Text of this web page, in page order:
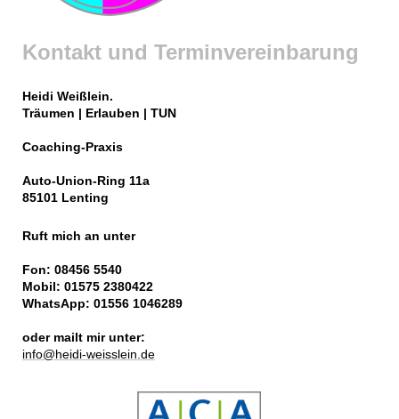
Kontakt und Terminvereinbarung
Heidi Weißlein.
Träumen | Erlauben | TUN
Coaching-Praxis
Auto-Union-Ring 11a
85101 Lenting
Ruft mich an unter
Fon: 08456 5540
Mobil: 01575 2380422
WhatsApp: 01556 1046289
oder mailt mir unter:
info@heidi-weisslein.de